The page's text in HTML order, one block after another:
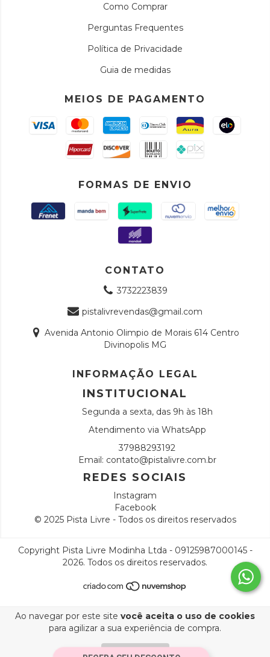
Ao navegar por este site você aceita o uso de cookies
para agilizar a sua experiência de compra.
Como Comprar
Perguntas Frequentes
Política de Privacidade
Guia de medidas
MEIOS DE PAGAMENTO
FORMAS DE ENVIO
CONTATO
3732223839
pistalivrevendas@gmail.com
Avenida Antonio Olimpio de Morais 614 Centro
Divinopolis MG
INFORMAÇÃO LEGAL
INSTITUCIONAL
Segunda a sexta, das 9h às 18h
Atendimento via WhatsApp
37988293192
Email: contato@pistalivre.com.br
REDES SOCIAIS
Instagram
Facebook
© 2025 Pista Livre - Todos os direitos reservados
Copyright Pista Livre Modinha Ltda - 09125987000145 -
2026. Todos os direitos reservados.